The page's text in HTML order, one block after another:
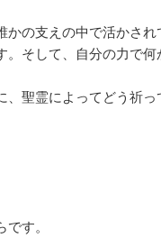
の支えの中で活かされ
そして、自分の力で何
、聖霊によってどう祈っ
す。